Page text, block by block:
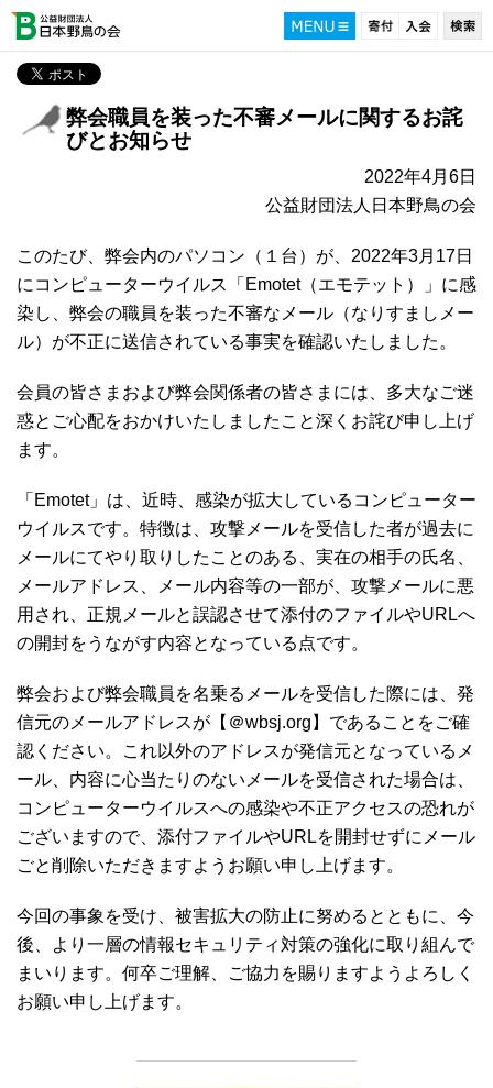
弊会職員を装った不審メールに関するお詫
びとお知らせ
2022年4月6日
公益財団法人日本野鳥の会
このたび、弊会内のパソコン（１台）が、2022年3月17日
にコンピューターウイルス「Emotet（エモテット）」に感
染し、弊会の職員を装った不審なメール（なりすましメー
ル）が不正に送信されている事実を確認いたしました。
会員の皆さまおよび弊会関係者の皆さまには、多大なご迷
惑とご心配をおかけいたしましたこと深くお詫び申し上げ
ます。
「Emotet」は、近時、感染が拡大しているコンピューター
ウイルスです。特徴は、攻撃メールを受信した者が過去に
メールにてやり取りしたことのある、実在の相手の氏名、
メールアドレス、メール内容等の一部が、攻撃メールに悪
用され、正規メールと誤認させて添付のファイルやURLへ
の開封をうながす内容となっている点です。
弊会および弊会職員を名乗るメールを受信した際には、発
信元のメールアドレスが【＠wbsj.org】であることをご確
認ください。これ以外のアドレスが発信元となっているメ
ール、内容に心当たりのないメールを受信された場合は、
コンピューターウイルスへの感染や不正アクセスの恐れが
ございますので、添付ファイルやURLを開封せずにメール
ごと削除いただきますようお願い申し上げます。
今回の事象を受け、被害拡大の防止に努めるとともに、今
後、より一層の情報セキュリティ対策の強化に取り組んで
まいります。何卒ご理解、ご協力を賜りますようよろしく
お願い申し上げます。